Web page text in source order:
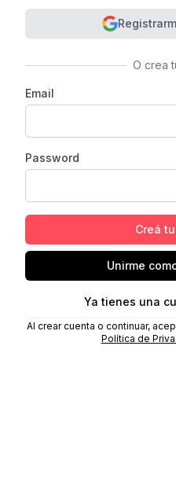
O crea
Email
Password
Creá
Unirme
Ya tienes una
Al crear cuenta o continuar,
Política de